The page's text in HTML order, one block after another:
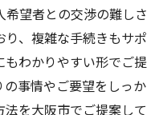
希望者との交渉の難し
り、複雑な手続きもサ
もわかりやすい形でご
の事情やご要望をしっ
を大阪市でご提案して